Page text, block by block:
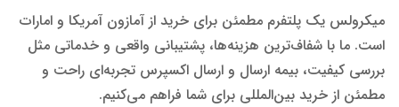
میکرولس یک پلتفرم مطمئن برای خرید از آمازون آمریکا و امارات
است. ما با شفاف‌ترین هزینه‌ها، پشتیبانی واقعی و خدماتی مثل
بررسی کیفیت، بیمه ارسال و ارسال اکسپرس تجربه‌ای راحت و
مطمئن از خرید بین‌المللی برای شما فراهم می‌کنیم.